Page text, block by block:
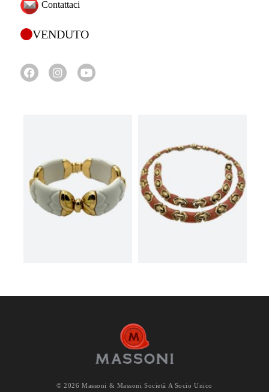
Contattaci
VENDUTO
© 2026 Massoni & Massoni Società A Socio Unico